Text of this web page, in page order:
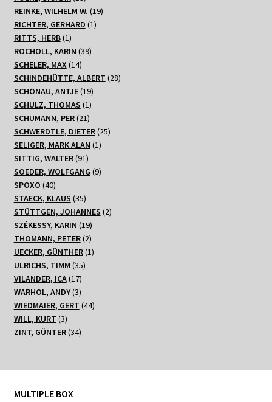
Produkte
REINKE, WILHELM W. 1919
RICHTER, GERHARD 11
RITTS, HERB 11
Produkt
ROCHOLL, KARIN 3939
SCHELER, MAX 1414
Produkte
SCHINDEHÜTTE, ALBERT 2828
SCHÖNAU, ANTJE 1919
Produkte
SCHULZ, THOMAS 11
Produkt
SCHUMANN, PER 2121
Produkte
SCHWERDTLE, DIETER 2525
SELIGER, MARK ALAN 11
SITTIG, WALTER 9191
Produkte
SOEDER, WOLFGANG 99
SPOXO 4040
Produkte
STAECK, KLAUS 3535
Produkte
STÜTTGEN, JOHANNES 22
SZÉKESSY, KARIN 1919
Produkte
THOMANN, PETER 22
Produkte
UECKER, GÜNTHER 11
ULRICHS, TIMM 3535
VILANDER, ICA 1717
Produkte
WARHOL, ANDY 33
Produkte
WIEDMAIER, GERT 4444
WILL, KURT 33
Produkte
ZINT, GÜNTER 3434
MULTIPLE BOX